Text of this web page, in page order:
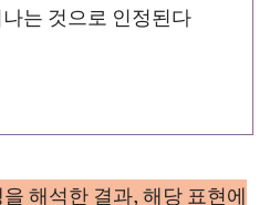
는 것으로 인정된다
해석한 결과, 해당 표현에